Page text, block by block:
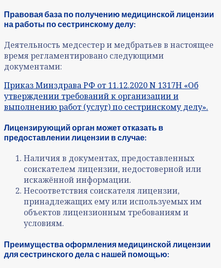
Правовая база по получению медицинской лицензии
на работы по сестринскому делу:
Деятельность медсестер и медбратьев в настоящее
время регламентировано следующими
документами:
Приказ Минздрава РФ от 11.12.2020 N 1317Н «Об
утверждении требований к организации и
выполнению работ (услуг) по сестринскому делу».
Лицензирующий орган может отказать в
предоставлении лицензии в случае:
Наличия в документах, предоставленных
соискателем лицензии, недостоверной или
искажённой информации.
Несоответствия соискателя лицензии,
принадлежащих ему или используемых им
объектов лицензионным требованиям и
условиям.
Преимущества оформления медицинской лицензии
для сестринского дела с нашей помощью: